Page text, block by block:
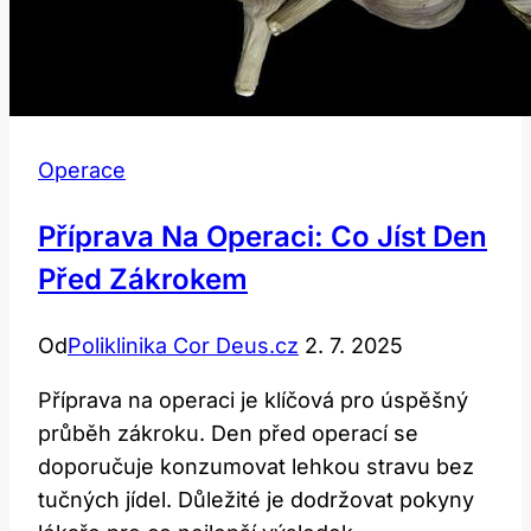
Operace
Příprava Na Operaci: Co Jíst Den
Před Zákrokem
OdPoliklinika Cor Deus.cz 2. 7. 2025
Příprava na operaci je klíčová pro úspěšný
průběh zákroku. Den před operací se
doporučuje konzumovat lehkou stravu bez
tučných jídel. Důležité je dodržovat pokyny